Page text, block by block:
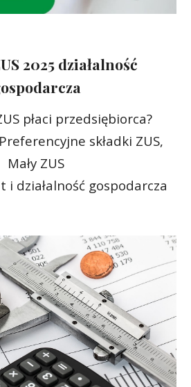
2025 działalność
płaci przedsiębiorca?
składki ZUS,
Mały ZUS
i działalność gospodarcza